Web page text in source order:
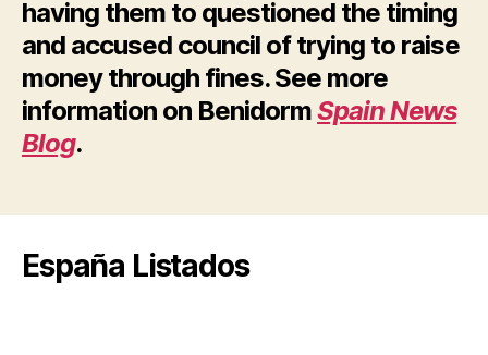
having them to questioned the timing
and accused council of trying to raise
money through fines. See more
information on BenidormSpain News
Blog.
España Listados